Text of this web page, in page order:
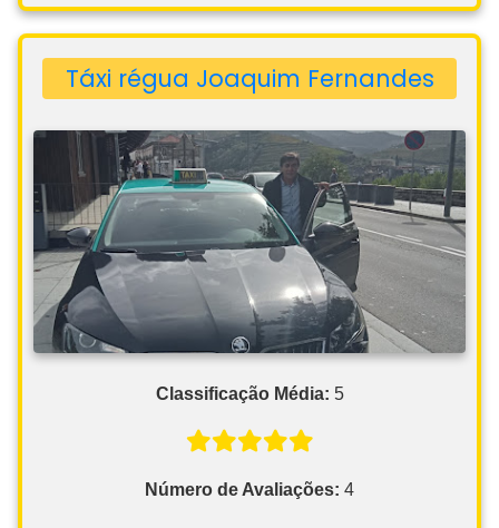
Táxi régua Joaquim Fernandes
Classificação Média: 5
Número de Avaliações: 4